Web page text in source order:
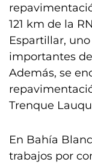
121 km de la
Espartillar,
importantes
Además, se
Trenque
En Bahía
trabajos por